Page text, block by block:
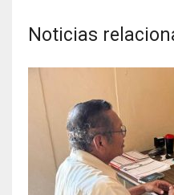
Noticias